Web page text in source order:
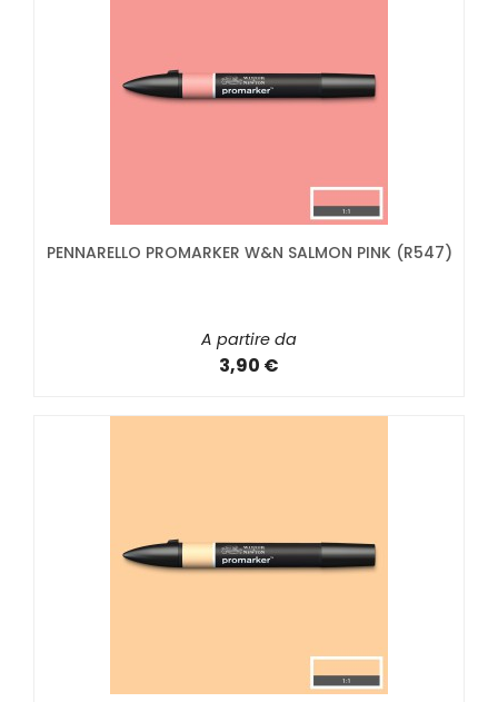
PENNARELLO PROMARKER W&N SALMON PINK (R547)
A partire da
3,90 €